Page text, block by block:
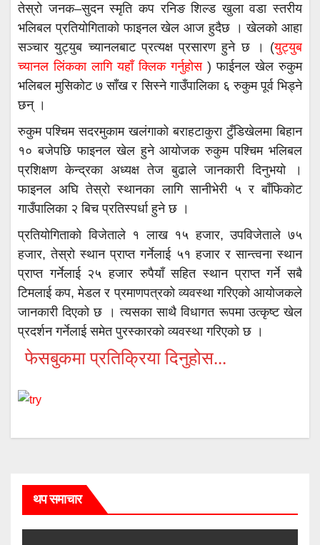
तेस्रो जनक–सुदन स्मृति कप रनिङ शिल्ड खुला वडा स्तरीय
भलिबल प्रतियोगिताको फाइनल खेल आज हुदैछ । खेलको आहा
सञ्चार युट्युब च्यानलबाट प्रत्यक्ष प्रसारण हुने छ । (युट्युब
च्यानल लिंकका लागि यहाँ क्लिक गर्नुहोस) फाईनल खेल रुकुम
भलिबल मुसिकोट ७ साँख र सिस्ने गाउँपालिका ६ रुकुम पूर्व भिड्ने
छन् ।
रुकुम पश्चिम सदरमुकाम खलंगाको बराहटाकुरा टुँडिखेलमा बिहान
१० बजेपछि फाइनल खेल हुने आयोजक रुकुम पश्चिम भलिबल
प्रशिक्षण केन्द्रका अध्यक्ष तेज बुढाले जानकारी दिनुभयो ।
फाइनल अघि तेस्रो स्थानका लागि सानीभेरी ५ र बाँफिकोट
गाउँपालिका २ बिच प्रतिस्पर्धा हुने छ ।
प्रतियोगिताको विजेताले १ लाख १५ हजार, उपविजेताले ७५
हजार, तेस्रो स्थान प्राप्त गर्नेलाई ५१ हजार र सान्त्वना स्थान
प्राप्त गर्नेलाई २५ हजार रुपैयाँ सहित स्थान प्राप्त गर्ने सबै
टिमलाई कप, मेडल र प्रमाणपत्रको व्यवस्था गरिएको आयोजकले
जानकारी दिएको छ । त्यसका साथै विधागत रूपमा उत्कृष्ट खेल
प्रदर्शन गर्नेलाई समेत पुरस्कारको व्यवस्था गरिएको छ ।
फेसबुकमा प्रतिक्रिया दिनुहोस...
थप समाचार